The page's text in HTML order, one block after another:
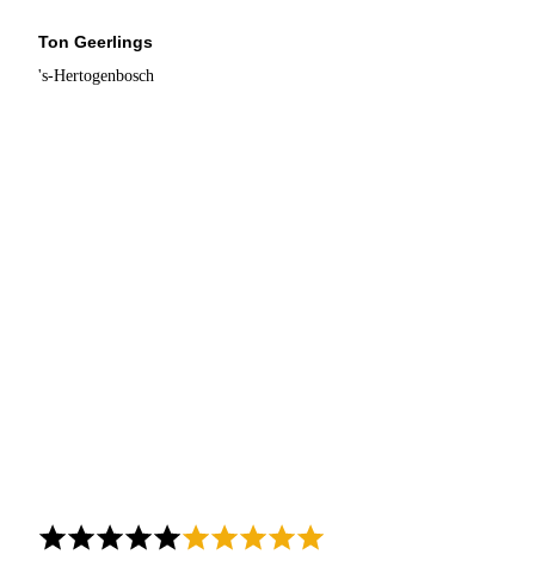
Ton Geerlings
's-Hertogenbosch